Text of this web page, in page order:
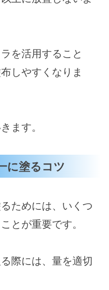
を活用すること
しやすくなりま
ます。
に塗るコツ
ためには、いくつ
とが重要です。
際には、量を適切